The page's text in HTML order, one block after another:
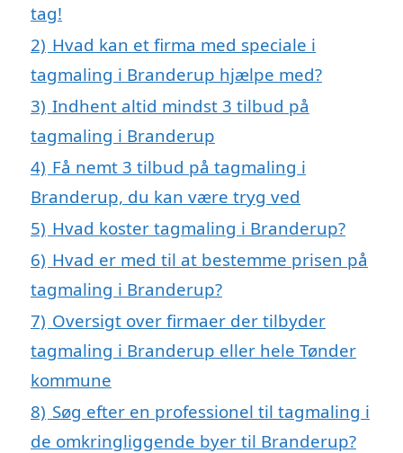
tag!
2) Hvad kan et firma med speciale i
tagmaling i Branderup hjælpe med?
3) Indhent altid mindst 3 tilbud på
tagmaling i Branderup
4) Få nemt 3 tilbud på tagmaling i
Branderup, du kan være tryg ved
5) Hvad koster tagmaling i Branderup?
6) Hvad er med til at bestemme prisen på
tagmaling i Branderup?
7) Oversigt over firmaer der tilbyder
tagmaling i Branderup eller hele Tønder
kommune
8) Søg efter en professionel til tagmaling i
de omkringliggende byer til Branderup?